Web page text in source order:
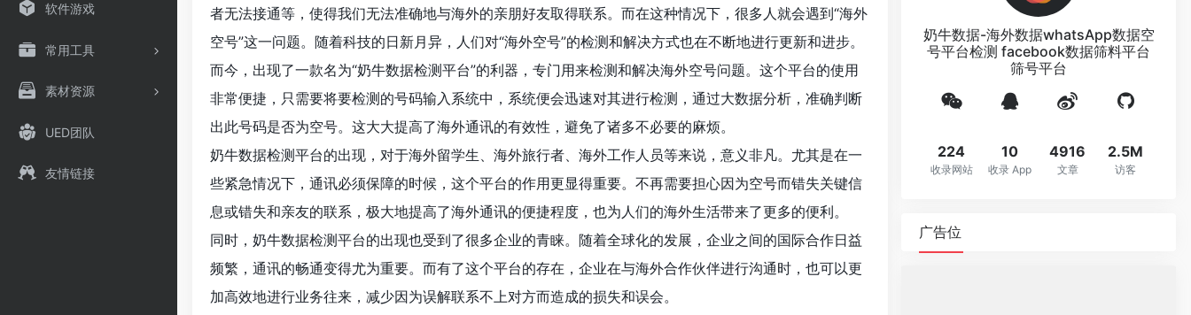
软件游戏
常用工具
素材资源
UED团队
友情链接
者无法接通等，使得我们无法准确地与海外的亲朋好友取得联系。而在这种情况下，很多人就会遇到“海外
空号”这一问题。随着科技的日新月异，人们对“海外空号”的检测和解决方式也在不断地进行更新和进步。
而今，出现了一款名为“奶牛数据检测平台”的利器，专门用来检测和解决海外空号问题。这个平台的使用
非常便捷，只需要将要检测的号码输入系统中，系统便会迅速对其进行检测，通过大数据分析，准确判断
出此号码是否为空号。这大大提高了海外通讯的有效性，避免了诸多不必要的麻烦。
奶牛数据检测平台的出现，对于海外留学生、海外旅行者、海外工作人员等来说，意义非凡。尤其是在一
些紧急情况下，通讯必须保障的时候，这个平台的作用更显得重要。不再需要担心因为空号而错失关键信
息或错失和亲友的联系，极大地提高了海外通讯的便捷程度，也为人们的海外生活带来了更多的便利。
同时，奶牛数据检测平台的出现也受到了很多企业的青睐。随着全球化的发展，企业之间的国际合作日益
频繁，通讯的畅通变得尤为重要。而有了这个平台的存在，企业在与海外合作伙伴进行沟通时，也可以更
加高效地进行业务往来，减少因为误解联系不上对方而造成的损失和误会。
奶牛数据-海外数据whatsApp数据空
号平台检测 facebook数据筛料平台
筛号平台
224
收录网站
10
收录 App
4916
文章
2.5M
访客
广告位